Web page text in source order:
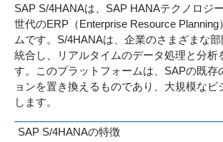
SAP S/4HANAは、SAP HANAテクノロジ
世代のERP（Enterprise Resource Planning
ムです。S/4HANAは、企業のさまざまな
統合し、リアルタイムのデータ処理と分析
す。このプラットフォームは、SAPの既存
ョンを置き換えるものであり、大規模なビ
します。
SAP S/4HANAの特徴